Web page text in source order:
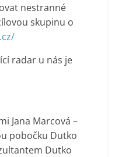
nestranné
skupinu o
radar u nás je
Jana Marcová –
pobočku Dutko
Dutko